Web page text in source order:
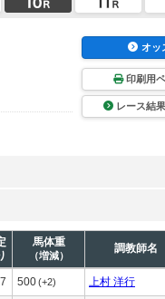
オッ
印刷用
レース結
馬体重
（増減）
調教師名
500(+2) 上村 洋行